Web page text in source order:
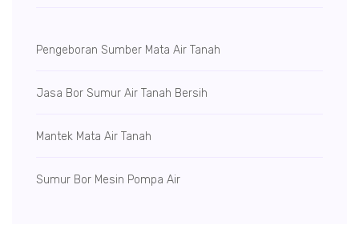
Pengeboran Sumber Mata Air Tanah
Jasa Bor Sumur Air Tanah Bersih
Mantek Mata Air Tanah
Sumur Bor Mesin Pompa Air